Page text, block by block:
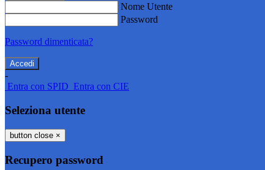
Nome Utente
Password
Password dimenticata?
-
Entra con SPID Entra con CIE
Seleziona utente
button close ×
Recupero password